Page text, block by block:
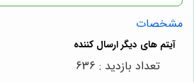
مشخصات
تعداد بازدید : 636